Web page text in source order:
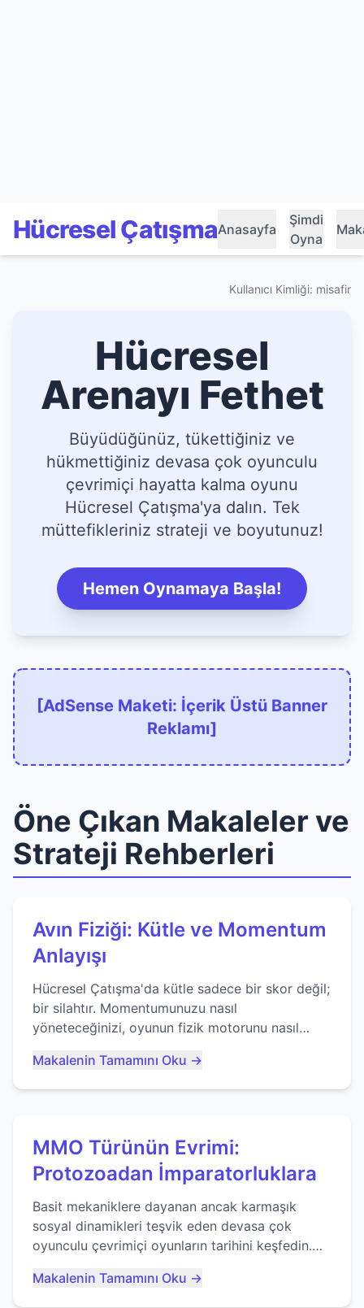
Hücresel ÇatışmaAnasayfa
Şimdi
Oyna
Kullanıcı Kimliği: misafir
Hücresel
Arenayı Fethet
Büyüdüğünüz, tükettiğiniz ve
hükmettiğiniz devasa çok oyunculu
çevrimiçi hayatta kalma oyunu
Hücresel Çatışma'ya dalın. Tek
müttefikleriniz strateji ve boyutunuz!
Hemen Oynamaya Başla!
[AdSense Maketi: İçerik Üstü Banner
Reklamı]
Öne Çıkan Makaleler ve
Strateji Rehberleri
Avın Fiziği: Kütle ve Momentum
Anlayışı
Hücresel Çatışma'da kütle sadece bir skor değil;
bir silahtır. Momentumunuzu nasıl
yöneteceğinizi, oyunun fizik motorunu nasıl
ustalaşacağınızı öğrenin...
Makalenin Tamamını Oku →
MMO Türünün Evrimi:
Protozoadan İmparatorluklara
Basit mekaniklere dayanan ancak karmaşık
sosyal dinamikleri teşvik eden devasa çok
oyunculu çevrimiçi oyunların tarihini keşfedin.
Makalenin Tamamını Oku →